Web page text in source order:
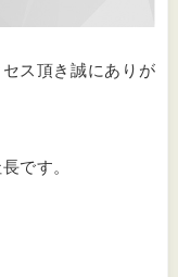
ス頂き誠にありが
です。